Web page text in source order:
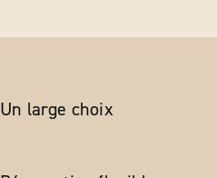
Un large choix